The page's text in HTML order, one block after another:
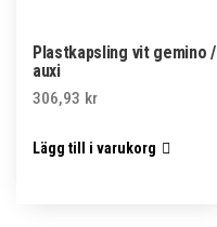
Plastkapsling vit gemino /
auxi
306,93 kr
Lägg till i varukorg